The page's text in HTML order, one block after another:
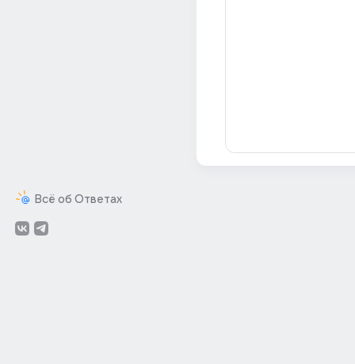
Всё об Ответах